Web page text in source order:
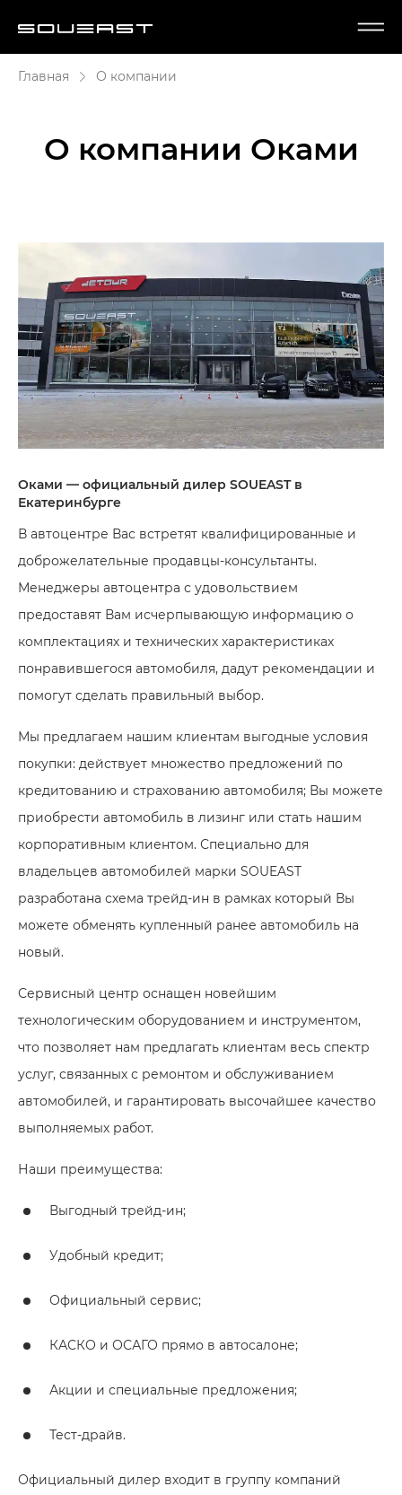
Главная О компании
О компании Оками
Оками — официальный дилер SOUEAST в
Екатеринбурге
В автоцентре Вас встретят квалифицированные и
доброжелательные продавцы-консультанты.
Менеджеры автоцентра с удовольствием
предоставят Вам исчерпывающую информацию о
комплектациях и технических характеристиках
понравившегося автомобиля, дадут рекомендации и
помогут сделать правильный выбор.
Мы предлагаем нашим клиентам выгодные условия
покупки: действует множество предложений по
кредитованию и страхованию автомобиля; Вы можете
приобрести автомобиль в лизинг или стать нашим
корпоративным клиентом. Специально для
владельцев автомобилей марки SOUEAST
разработана схема трейд-ин в рамках который Вы
можете обменять купленный ранее автомобиль на
новый.
Сервисный центр оснащен новейшим
технологическим оборудованием и инструментом,
что позволяет нам предлагать клиентам весь спектр
услуг, связанных с ремонтом и обслуживанием
автомобилей, и гарантировать высочайшее качество
выполняемых работ.
Наши преимущества:
Выгодный трейд-ин;
Удобный кредит;
Официальный сервис;
КАСКО и ОСАГО прямо в автосалоне;
Акции и специальные предложения;
Тест-драйв.
Официальный дилер входит в группу компаний